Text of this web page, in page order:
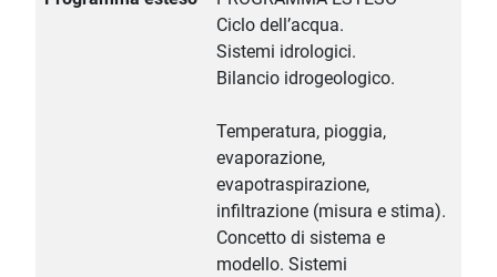
Ciclo dell’acqua.
Sistemi idrologici.
Bilancio idrogeologico.
Temperatura, pioggia,
evaporazione,
evapotraspirazione,
infiltrazione (misura e stima).
Concetto di sistema e
modello. Sistemi